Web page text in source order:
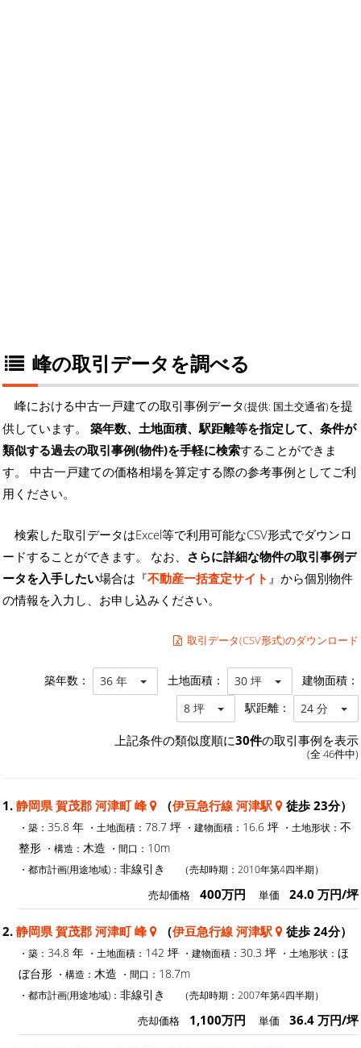
峰の取引データを調べる
峰における中古一戸建ての取引事例データ(提供: 国土交通省)を提
供しています。 築年数、土地面積、駅距離等を指定して、条件が
類似する過去の取引事例(物件)を手軽に検索することができま
す。 中古一戸建ての価格相場を算定する際の参考事例としてご利
用ください。
検索した取引データはExcel等で利用可能なCSV形式でダウンロ
ードすることができます。 なお、 さらに詳細な物件の取引事例デ
ータを入手したい場合は『不動産一括査定サイト 』から個別物件
の情報を入力し、お申し込みください。
取引データ(CSV形式)のダウンロード
築年数： 36 年 土地面積： 30 坪 建物面積：
8 坪 駅距離： 24 分
上記条件の類似度順に30件の取引事例を表示
(全 46件中)
1. 静岡県 賀茂郡 河津町 峰 （伊豆急行線 河津駅 徒歩 23分）
・築： 35.8 年 ・土地面積： 78.7 坪 ・建物面積： 16.6 坪 ・土地形状： 不
整形 ・構造： 木造 ・間口： 10m
・都市計画(用途地域)： 非線引き （売却時期：2010年第4四半期）
売却価格 400万円 単価 24.0 万円/坪
2. 静岡県 賀茂郡 河津町 峰 （伊豆急行線 河津駅 徒歩 24分）
・築： 34.8 年 ・土地面積： 142 坪 ・建物面積： 30.3 坪 ・土地形状： ほ
ぼ台形 ・構造： 木造 ・間口： 18.7m
・都市計画(用途地域)： 非線引き （売却時期：2007年第4四半期）
売却価格 1,100万円 単価 36.4 万円/坪